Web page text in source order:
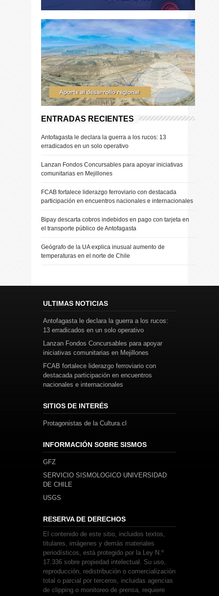
ENTRADAS RECIENTES
Antofagasta le declara la guerra a los rucos: 13
erradicados en un solo operativo
Lanzan Fondos Concursables para apoyar iniciativas
comunitarias en Mejillones
FCAB fortalece liderazgo ferroviario con destacada
participación en encuentros nacionales e internacionales
Bipay descarta cobros indebidos en pago con tarjeta en
el transporte público de Antofagasta
Geógrafo de la UA explica inusual aumento de
temperaturas en el norte de Chile
ULTIMAS NOTICIAS
Antofagasta le declara la guerra a los rucos:
13 erradicados en un solo operativo
Lanzan Fondos Concursables para apoyar
iniciativas comunitarias en Mejillones
FCAB fortalece liderazgo ferroviario con
destacada participación en encuentros
nacionales e internacionales
SITIOS DE INTERÉS
Protagonistas de la Cultura.cl
INFORMACIÓN SOBRE SISMOS
GFZ
SERVICIO SISMOLOGICO UNIVERSIDAD
DE CHILE
USGS
RESERVA DE DERECHOS
El contenido de este sitio, incluidos textos,
titulares, imágenes y demás materiales
periodísticos, está protegido por la Ley N.º
17.336 sobre propiedad intelectual. Su uso,
reproducción, redistribución o comercialización
total o parcial por terceros, incluidas agencias
de clipping o monitoreo de prensa, requiere